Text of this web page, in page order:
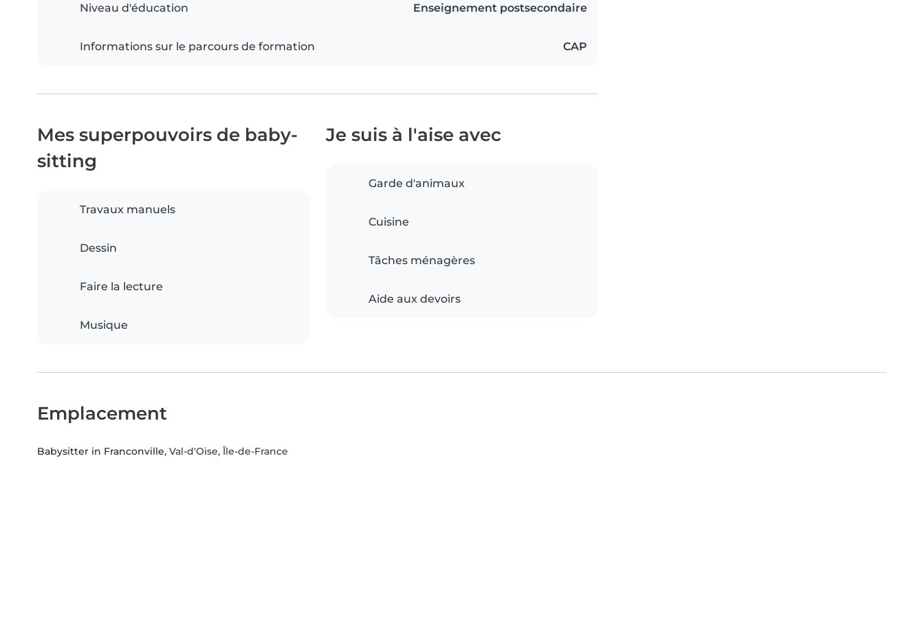
Niveau d'éducation Enseignement postsecondaire
Informations sur le parcours de formation CAP
Mes superpouvoirs de baby-
sitting
Travaux manuels
Dessin
Faire la lecture
Musique
Je suis à l'aise avec
Garde d'animaux
Cuisine
Tâches ménagères
Aide aux devoirs
Emplacement
Babysitter in Franconville, Val-d'Oise, Île-de-France